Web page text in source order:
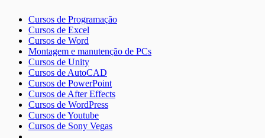
Cursos de Programação
Cursos de Excel
Cursos de Word
Montagem e manutenção de PCs
Cursos de Unity
Cursos de AutoCAD
Cursos de PowerPoint
Cursos de After Effects
Cursos de WordPress
Cursos de Youtube
Cursos de Sony Vegas